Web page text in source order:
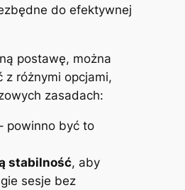
do efektywnej
postawę, można
z różnymi opcjami,
zasadach:
powinno być to
stabilność, aby
sesje bez